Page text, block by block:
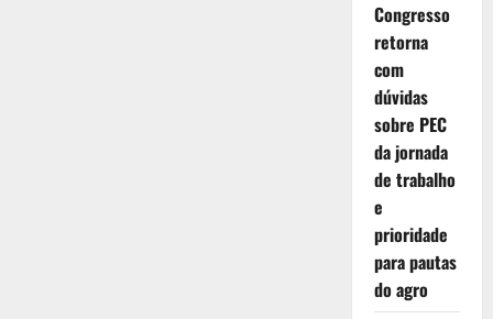
Congresso
retorna
com
dúvidas
sobre PEC
da jornada
de trabalho
e
prioridade
para pautas
do agro